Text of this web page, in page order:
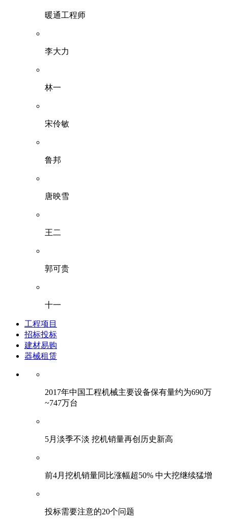
暖通工程师
李大力
林一
宋伶敏
鲁邦
唐映雪
王二
郭可贵
十一
工程项目
招标投标
建材易购
器械租赁
2017年中国工程机械主要设备保有量约为690万
~747万台
5月淡季不淡 挖机销量再创历史新高
前4月挖机销量同比涨幅超50% 中大挖继续猛增
投标需要注意的20个问题